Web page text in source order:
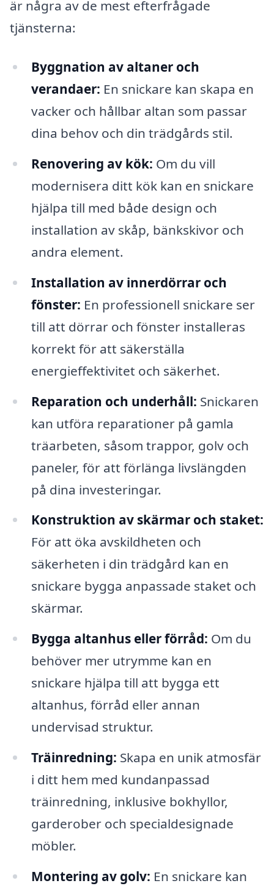
är några av de mest efterfrågade
tjänsterna:
Byggnation av altaner och
verandaer: En snickare kan skapa en
vacker och hållbar altan som passar
dina behov och din trädgårds stil.
Renovering av kök: Om du vill
modernisera ditt kök kan en snickare
hjälpa till med både design och
installation av skåp, bänkskivor och
andra element.
Installation av innerdörrar och
fönster: En professionell snickare ser
till att dörrar och fönster installeras
korrekt för att säkerställa
energieffektivitet och säkerhet.
Reparation och underhåll: Snickaren
kan utföra reparationer på gamla
träarbeten, såsom trappor, golv och
paneler, för att förlänga livslängden
på dina investeringar.
Konstruktion av skärmar och staket:
För att öka avskildheten och
säkerheten i din trädgård kan en
snickare bygga anpassade staket och
skärmar.
Bygga altanhus eller förråd: Om du
behöver mer utrymme kan en
snickare hjälpa till att bygga ett
altanhus, förråd eller annan
undervisad struktur.
Träinredning: Skapa en unik atmosfär
i ditt hem med kundanpassad
träinredning, inklusive bokhyllor,
garderober och specialdesignade
möbler.
Montering av golv: En snickare kan